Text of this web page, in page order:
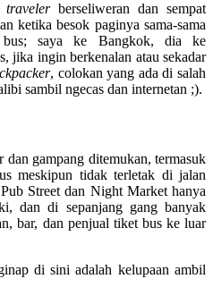
travelerberseliweran dan sempat
ketika besok paginya sama-sama
bus; saya ke Bangkok, dia ke
jika ingin berkenalan atau sekadar
, colokan yang ada di salah
sambil ngecas dan internetan ;).
gampang ditemukan, termasuk
meskipun tidak terletak di jalan
Street dan Night Market hanya
dan di sepanjang gang banyak
bar, dan penjual tiket bus ke luar
di sini adalah kelupaan ambil